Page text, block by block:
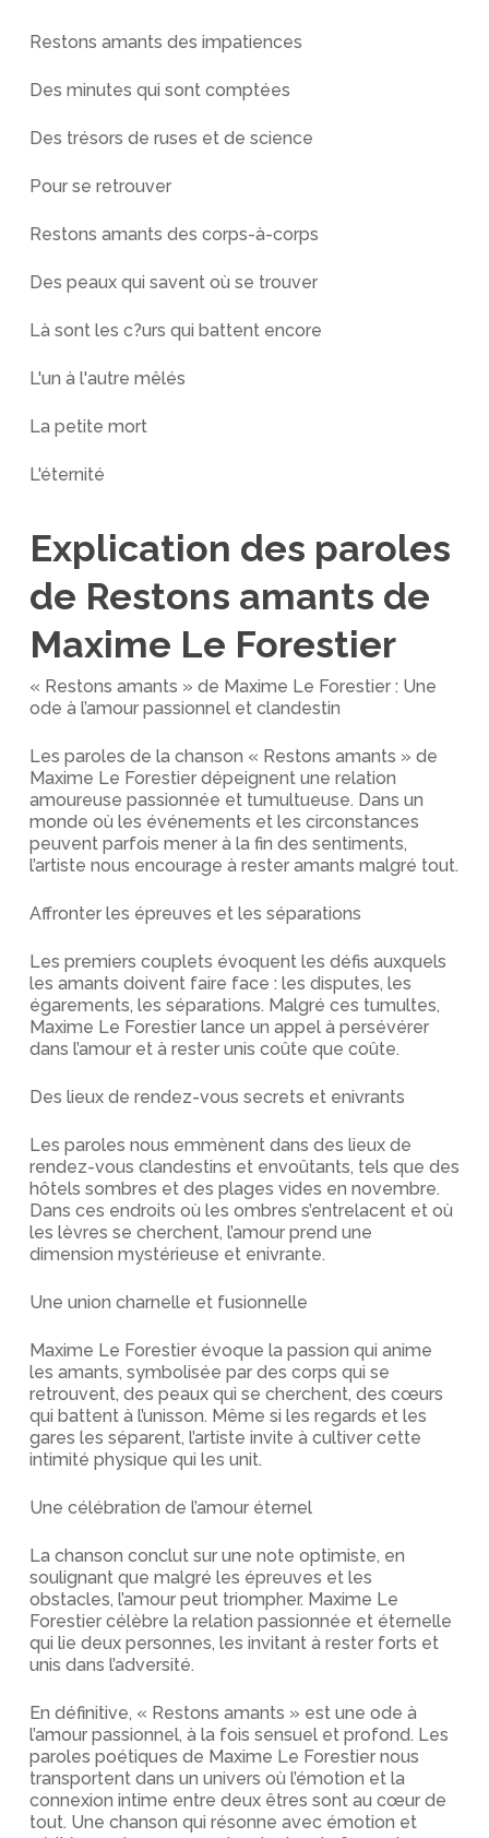
Restons amants des impatiences
Des minutes qui sont comptées
Des trésors de ruses et de science
Pour se retrouver
Restons amants des corps-à-corps
Des peaux qui savent où se trouver
Là sont les c?urs qui battent encore
L'un à l'autre mêlés
La petite mort
L'éternité
Explication des paroles
de Restons amants de
Maxime Le Forestier
« Restons amants » de Maxime Le Forestier : Une
ode à l’amour passionnel et clandestin
Les paroles de la chanson « Restons amants » de
Maxime Le Forestier dépeignent une relation
amoureuse passionnée et tumultueuse. Dans un
monde où les événements et les circonstances
peuvent parfois mener à la fin des sentiments,
l’artiste nous encourage à rester amants malgré tout.
Affronter les épreuves et les séparations
Les premiers couplets évoquent les défis auxquels
les amants doivent faire face : les disputes, les
égarements, les séparations. Malgré ces tumultes,
Maxime Le Forestier lance un appel à persévérer
dans l’amour et à rester unis coûte que coûte.
Des lieux de rendez-vous secrets et enivrants
Les paroles nous emmènent dans des lieux de
rendez-vous clandestins et envoûtants, tels que des
hôtels sombres et des plages vides en novembre.
Dans ces endroits où les ombres s’entrelacent et où
les lèvres se cherchent, l’amour prend une
dimension mystérieuse et enivrante.
Une union charnelle et fusionnelle
Maxime Le Forestier évoque la passion qui anime
les amants, symbolisée par des corps qui se
retrouvent, des peaux qui se cherchent, des cœurs
qui battent à l’unisson. Même si les regards et les
gares les séparent, l’artiste invite à cultiver cette
intimité physique qui les unit.
Une célébration de l’amour éternel
La chanson conclut sur une note optimiste, en
soulignant que malgré les épreuves et les
obstacles, l’amour peut triompher. Maxime Le
Forestier célèbre la relation passionnée et éternelle
qui lie deux personnes, les invitant à rester forts et
unis dans l’adversité.
En définitive, « Restons amants » est une ode à
l’amour passionnel, à la fois sensuel et profond. Les
paroles poétiques de Maxime Le Forestier nous
transportent dans un univers où l’émotion et la
connexion intime entre deux êtres sont au cœur de
tout. Une chanson qui résonne avec émotion et